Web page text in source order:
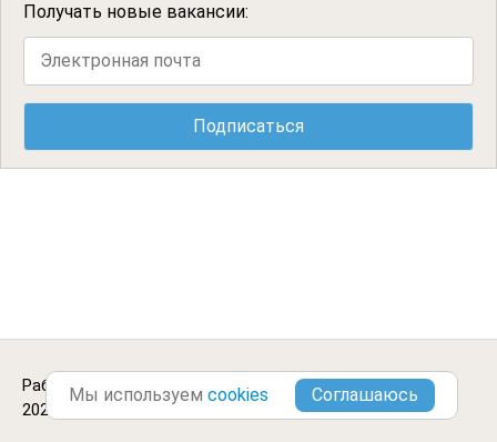
Получать новые вакансии:
Работа в Сердобске.
Городские Вакансии ©2013-
2026
Мы используем cookies